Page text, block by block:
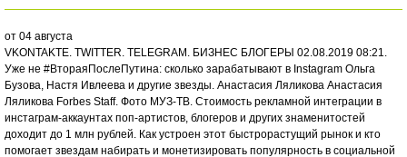
от 04 августа
VKONTAKTE. TWITTER. TELEGRAM. БИЗНЕС БЛОГЕРЫ 02.08.2019 08:21.
Уже не #ВтораяПослеПутина: сколько зарабатывают в Instagram Ольга
Бузова, Настя Ивлеева и другие звезды. Анастасия Ляликова Анастасия
Ляликова Forbes Staff. Фото МУЗ-ТВ. Стоимость рекламной интеграции в
инстаграм-аккаунтах поп-артистов, блогеров и других знаменитостей
доходит до 1 млн рублей. Как устроен этот быстрорастущий рынок и кто
помогает звездам набирать и монетизировать популярность в социальной